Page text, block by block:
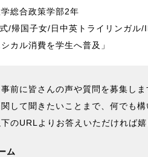
総合政策学部2年
/帰国子女/日中英トライリンガル
カル消費を学生へ普及」
前に皆さんの声や質問を募集し
して聞きたいことまで、何でも構
のURLよりお答えいただければ
ム